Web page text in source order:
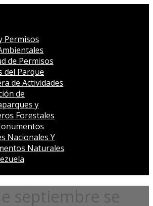
Permisos
de Permisos
del Parque
de Actividades
de
y
Forestales
Nacionales Y
Naturales
septiembre se